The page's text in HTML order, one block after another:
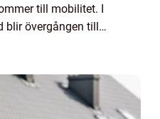
till mobilitet. I
blir övergången till